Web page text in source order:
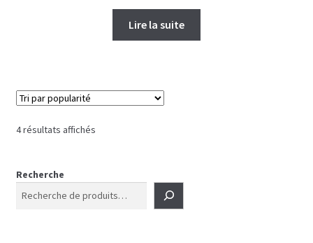
Lire la suite
4 résultats affichésTrié
Recherche